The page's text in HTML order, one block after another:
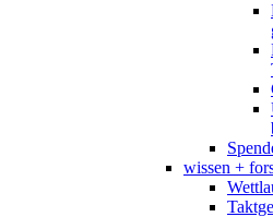
wissen +